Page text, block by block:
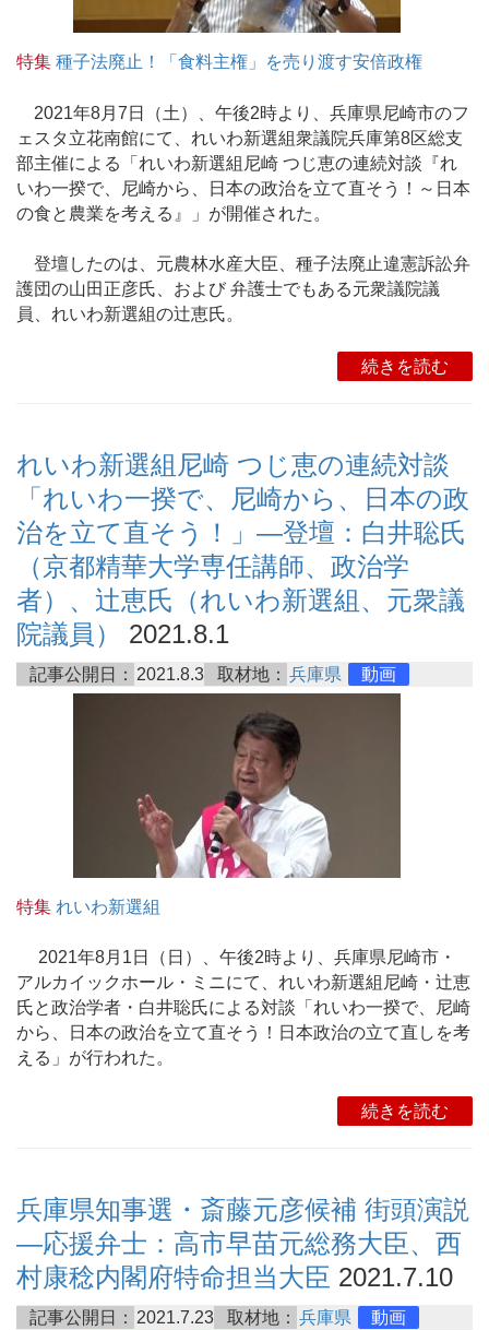
特集 種子法廃止！「食料主権」を売り渡す安倍政権
2021年8月7日（土）、午後2時より、兵庫県尼崎市のフ
ェスタ立花南館にて、れいわ新選組衆議院兵庫第8区総支
部主催による「れいわ新選組尼崎 つじ恵の連続対談『れ
いわ一揆で、尼崎から、日本の政治を立て直そう！～日本
の食と農業を考える』」が開催された。
登壇したのは、元農林水産大臣、種子法廃止違憲訴訟弁
護団の山田正彦氏、および 弁護士でもある元衆議院議
員、れいわ新選組の辻恵氏。
続きを読む
れいわ新選組尼崎 つじ恵の連続対談
「れいわ一揆で、尼崎から、日本の政
治を立て直そう！」―登壇：白井聡氏
（京都精華大学専任講師、政治学
者）、辻恵氏（れいわ新選組、元衆議
院議員）
2021.8.1
記事公開日： 2021.8.3 取材地： 兵庫県 動画
特集 れいわ新選組
2021年8月1日（日）、午後2時より、兵庫県尼崎市・
アルカイックホール・ミニにて、れいわ新選組尼崎・辻恵
氏と政治学者・白井聡氏による対談「れいわ一揆で、尼崎
から、日本の政治を立て直そう！日本政治の立て直しを考
える」が行われた。
続きを読む
兵庫県知事選・斎藤元彦候補 街頭演説
―応援弁士：高市早苗元総務大臣、西
村康稔内閣府特命担当大臣 2021.7.10
記事公開日： 2021.7.23 取材地： 兵庫県 動画